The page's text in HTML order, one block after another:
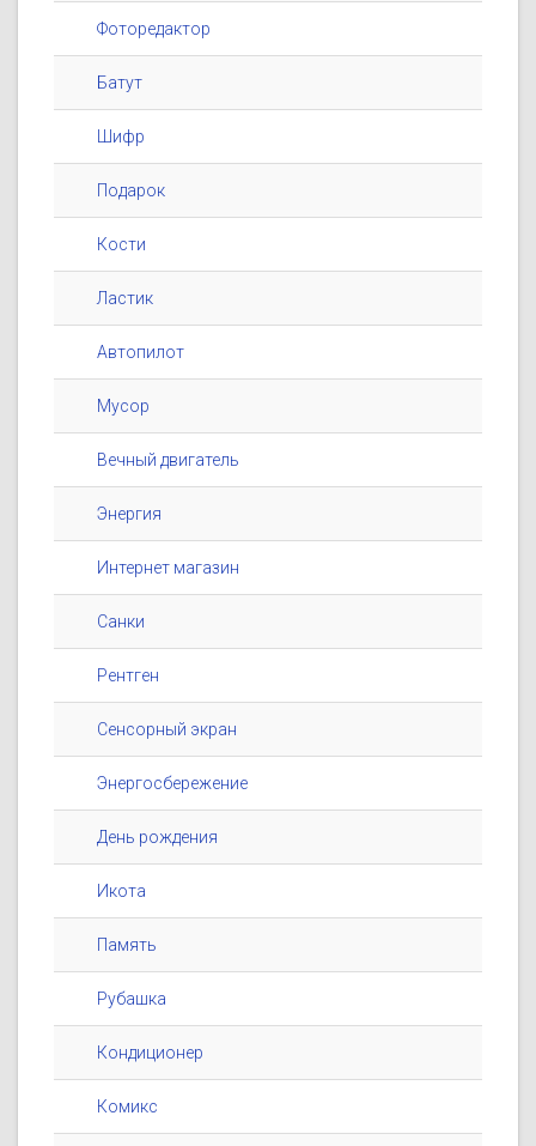
Фоторедактор
Батут
Шифр
Подарок
Кости
Ластик
Автопилот
Мусор
Вечный двигатель
Энергия
Интернет магазин
Санки
Рентген
Сенсорный экран
Энергосбережение
День рождения
Икота
Память
Рубашка
Кондиционер
Комикс